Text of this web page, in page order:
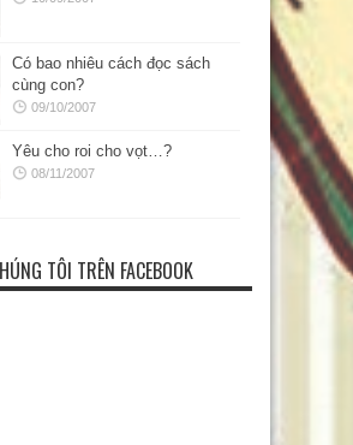
Có bao nhiêu cách đọc sách
cùng con?
09/10/2007
Yêu cho roi cho vọt…?
08/11/2007
TÔI TRÊN FACEBOOK